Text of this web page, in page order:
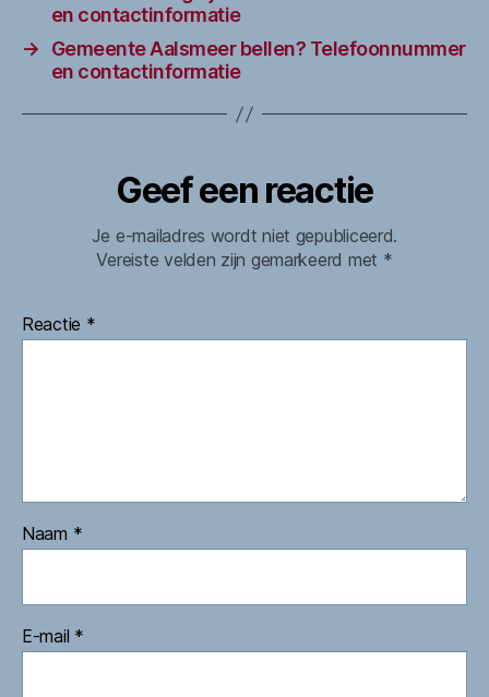
en contactinformatie
→
Gemeente Aalsmeer bellen? Telefoonnummer
en contactinformatie
Geef een reactie
Je e-mailadres wordt niet gepubliceerd.
Vereiste velden zijn gemarkeerd met *
Reactie *
Naam *
E-mail *